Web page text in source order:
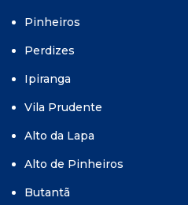
Pinheiros
Perdizes
Ipiranga
Vila Prudente
Alto da Lapa
Alto de Pinheiros
Butantã